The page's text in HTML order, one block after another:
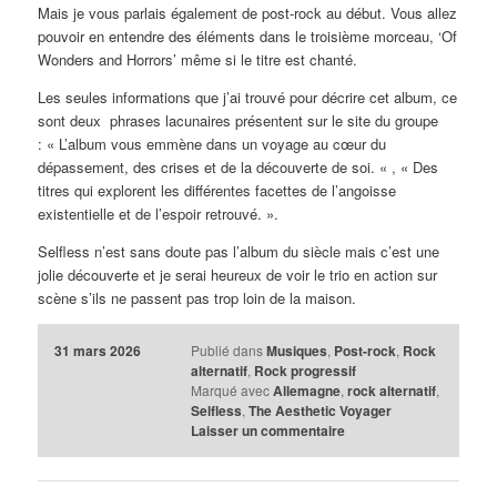
Mais je vous parlais également de post-rock au début. Vous allez
pouvoir en entendre des éléments dans le troisième morceau, ‘Of
Wonders and Horrors’ même si le titre est chanté.
Les seules informations que j’ai trouvé pour décrire cet album, ce
sont deux phrases lacunaires présentent sur le site du groupe
: « L’album vous emmène dans un voyage au cœur du
dépassement, des crises et de la découverte de soi. « , « Des
titres qui explorent les différentes facettes de l’angoisse
existentielle et de l’espoir retrouvé. ».
Selfless n’est sans doute pas l’album du siècle mais c’est une
jolie découverte et je serai heureux de voir le trio en action sur
scène s’ils ne passent pas trop loin de la maison.
31 mars 2026 Publié dans Musiques, Post-rock, Rock
alternatif, Rock progressif
Marqué avec Allemagne, rock alternatif,
Selfless, The Aesthetic Voyager
Laisser un commentaire